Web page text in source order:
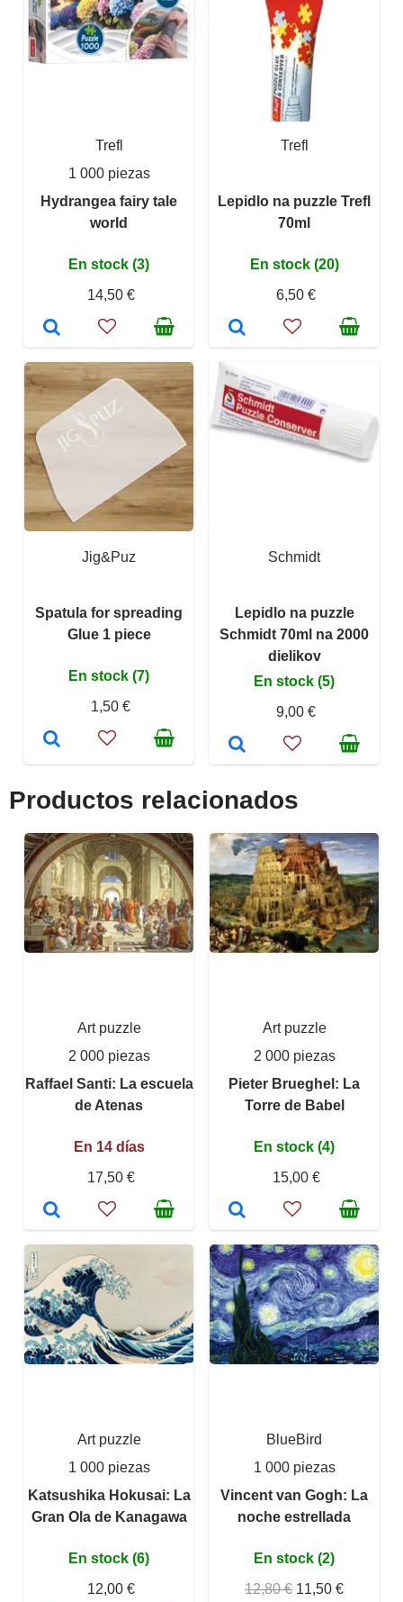
Trefl
1 000 piezas
Hydrangea fairy tale
world
En stock (3)
14,50 €
Trefl
Lepidlo na puzzle Trefl
70ml
En stock (20)
6,50 €
Jig&Puz
Spatula for spreading
Glue 1 piece
En stock (7)
1,50 €
Schmidt
Lepidlo na puzzle
Schmidt 70ml na 2000
dielikov
En stock (5)
9,00 €
Productos relacionados
Art puzzle
2 000 piezas
Raffael Santi: La escuela
de Atenas
En 14 días
17,50 €
Art puzzle
2 000 piezas
Pieter Brueghel: La
Torre de Babel
En stock (4)
15,00 €
Art puzzle
1 000 piezas
Katsushika Hokusai: La
Gran Ola de Kanagawa
En stock (6)
12,00 €
BlueBird
1 000 piezas
Vincent van Gogh: La
noche estrellada
En stock (2)
12,80 € 11,50 €